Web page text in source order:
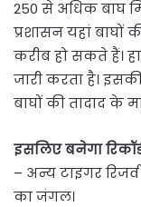
250 से अधिक बाघ
प्रशासन यहां
करीब हो सकते हैं।
जारी करता है।
बाघों की तादाद के
इसलिए बनेगा
– अन्य टाइगर
का जंगल।